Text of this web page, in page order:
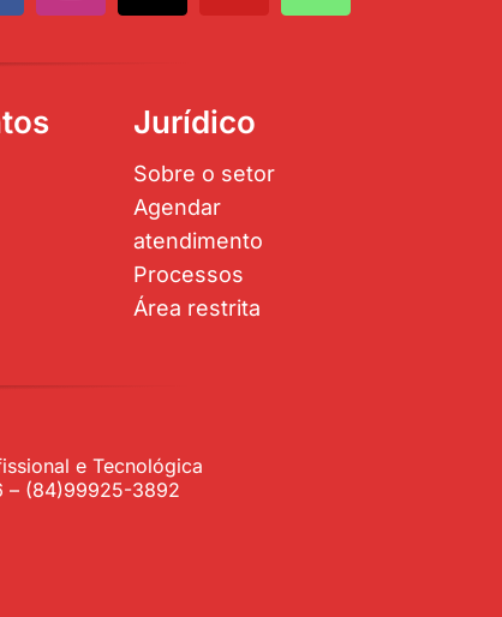
Jurídico
Sobre o setor
Agendar
atendimento
Processos
Área restrita
e Tecnológica
– (84)99925-3892